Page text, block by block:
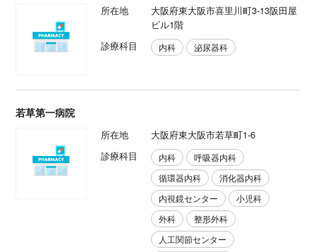
所在地
大阪府東大阪市喜里川町3-13阪田屋
ビル1階
診療科目
内科 泌尿器科
若草第一病院
所在地
大阪府東大阪市若草町1-6
診療科目
内科
呼吸器内科
循環器内科
消化器内科
内視鏡センター
小児科
外科
整形外科
人工関節センター